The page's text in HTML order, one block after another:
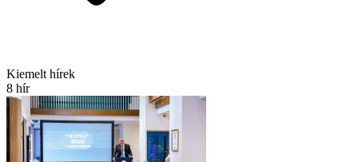
Kiemelt hírek
8 hír